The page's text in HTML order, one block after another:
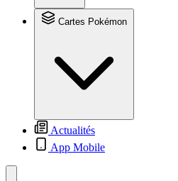
Actualités
App Mobile